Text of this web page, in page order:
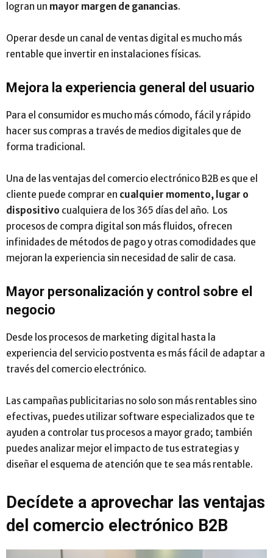
logran un mayor margen de ganancias.
Operar desde un canal de ventas digital es mucho más
rentable que invertir en instalaciones físicas.
Mejora la experiencia general del usuario
Para el consumidor es mucho más cómodo, fácil y rápido
hacer sus compras a través de medios digitales que de
forma tradicional.
Una de las ventajas del comercio electrónico B2B es que el
cliente puede comprar en cualquier momento, lugar o
dispositivo cualquiera de los 365 días del año. Los
procesos de compra digital son más fluidos, ofrecen
infinidades de métodos de pago y otras comodidades que
mejoran la experiencia sin necesidad de salir de casa.
Mayor personalización y control sobre el
negocio
Desde los procesos de marketing digital hasta la
experiencia del servicio postventa es más fácil de adaptar a
través del comercio electrónico.
Las campañas publicitarias no solo son más rentables sino
efectivas, puedes utilizar software especializados que te
ayuden a controlar tus procesos a mayor grado; también
puedes analizar mejor el impacto de tus estrategias y
diseñar el esquema de atención que te sea más rentable.
Decídete a aprovechar las ventajas
del comercio electrónico B2B